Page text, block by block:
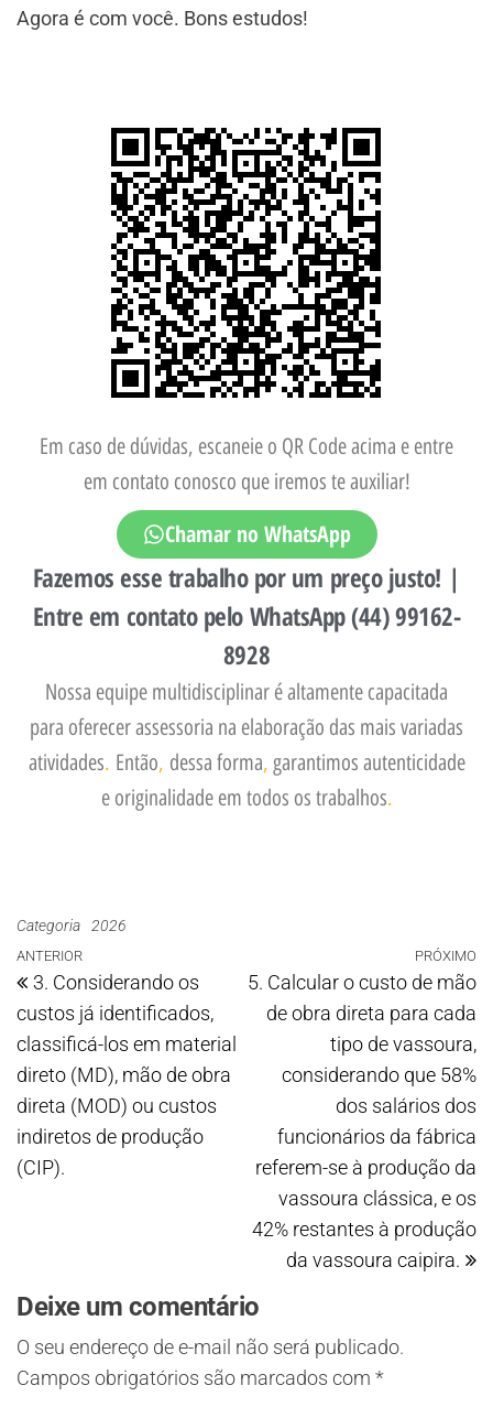
Agora é com você. Bons estudos!
Em caso de dúvidas, escaneie o QR Code acima e entre
em contato conosco que iremos te auxiliar!
Chamar no WhatsApp
Fazemos esse trabalho por um preço justo! |
Entre em contato pelo WhatsApp (44) 99162-
8928
Nossa equipe multidisciplinar é altamente capacitada
para oferecer assessoria na elaboração das mais variadas
atividades. Então, dessa forma, garantimos autenticidade
e originalidade em todos os trabalhos.
Categoria 2026
ANTERIOR
3. Considerando os
custos já identificados,
classificá-los em material
direto (MD), mão de obra
direta (MOD) ou custos
indiretos de produção
(CIP).
PRÓXIMO
5. Calcular o custo de mão
de obra direta para cada
tipo de vassoura,
considerando que 58%
dos salários dos
funcionários da fábrica
referem-se à produção da
vassoura clássica, e os
42% restantes à produção
da vassoura caipira.
Deixe um comentário
O seu endereço de e-mail não será publicado.
Campos obrigatórios são marcados com *